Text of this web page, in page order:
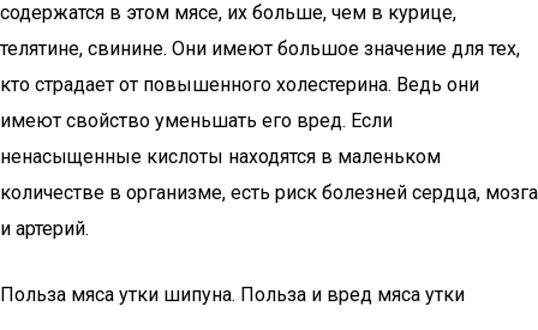
содержатся в этом мясе, их больше, чем в курице,
телятине, свинине. Они имеют большое значение для тех,
кто страдает от повышенного холестерина. Ведь они
имеют свойство уменьшать его вред. Если
ненасыщенные кислоты находятся в маленьком
количестве в организме, есть риск болезней сердца, мозга
и артерий.
Польза мяса утки шипуна. Польза и вред мяса утки